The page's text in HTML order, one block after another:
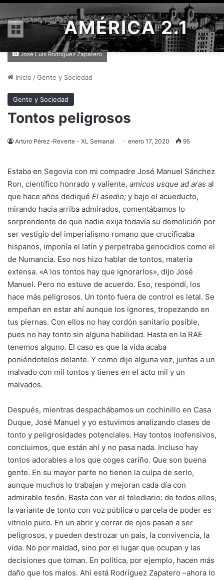
Menú AMÉRICA 2.1
José Luis Rodríguez Zapatero
Inicio /Gente y Sociedad
Gente y Sociedad
Tontos peligrosos
Arturo Pérez-Reverte - XL Semanal enero 17, 2020 95
Estaba en Segovia con mi compadre José Manuel Sánchez
Ron, científico honrado y valiente, amicus usque ad aras al
que hace años dediqué El asedio; y bajo el acueducto,
mirando hacia arriba admirados, comentábamos lo
sorprendente de que nadie exija todavía su demolición por
ser vestigio del imperialismo romano que crucificaba
hispanos, imponía el latín y perpetraba genocidios como el
de Numancia. Eso nos hizo hablar de tontos, materia
extensa. «A los tontos hay que ignorarlos», dijo José
Manuel. Pero no estuve de acuerdo. Eso, respondí, los
hace más peligrosos. Un tonto fuera de control es letal. Se
empeñan en estar ahí aunque los ignores, tropezando en
tus piernas. Con ellos no hay cordón sanitario posible,
pues no hay tonto sin alguna habilidad. Hasta en la RAE
tenemos alguno. El caso es que la vida acaba
poniéndotelos delante. Y como dije alguna vez, juntas a un
malvado con mil tontos y tienes en el acto mil y un
malvados.
Después, mientras despachábamos un cochinillo en Casa
Duque, José Manuel y yo estuvimos analizando clases de
tonto y peligrosidades potenciales. Hay tontos inofensivos,
concluimos, que están ahí y no pasa nada. Incluso hay
tontos adorables a los que coges cariño. Que son buena
gente. En su mayor parte no tienen la culpa de serlo,
aunque muchos lo trabajan y mejoran cada día con
admirable tesón. Basta con ver el telediario: de todos ellos,
la variante de tonto con voz pública o parcela de poder es
vitriolo puro. En un abrir y cerrar de ojos pasan a ser
peligrosos, y pueden destrozar un país, la convivencia, la
vida. No por maldad, sino por el lugar que ocupan y las
decisiones que toman. En política, por ejemplo, hacen más
daño que los malos. Ahí está Rodríguez Zapatero –ahora lo